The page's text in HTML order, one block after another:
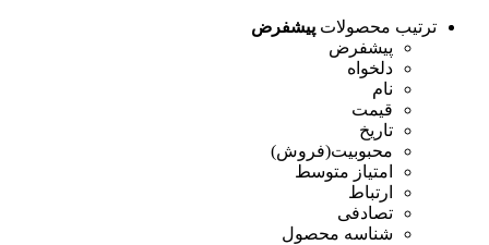
ترتیب محصولات پیشفرض
پیشفرض
دلخواه
نام
قیمت
تاریخ
محبوبیت(فروش)
امتیاز متوسط
ارتباط
تصادفی
شناسه محصول